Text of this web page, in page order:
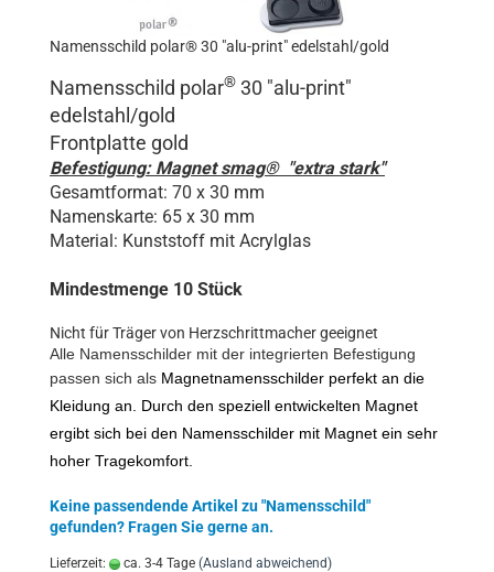
Namensschild polar® 30 "alu-print" edelstahl/gold
Namensschild polar® 30 "alu-print"
edelstahl/gold
Frontplatte gold
Befestigung: Magnet smag® "extra stark"
Gesamtformat: 70 x 30 mm
Namenskarte: 65 x 30 mm
Material: Kunststoff mit Acrylglas
Mindestmenge 10 Stück
Nicht für Träger von Herzschrittmacher geeignet
Alle Namensschilder mit der integrierten Befestigung
passen sich als Magnetnamensschilder perfekt an die
Kleidung an. Durch den speziell entwickelten Magnet
ergibt sich bei den Namensschilder mit Magnet ein sehr
hoher Tragekomfort.
Keine passendende Artikel zu "Namensschild"
gefunden? Fragen Sie gerne an.
Lieferzeit: ca. 3-4 Tage (Ausland abweichend)